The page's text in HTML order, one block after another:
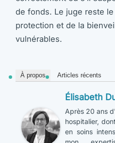
de fonds. Le juge reste
protection et de la
vulnérables.
À propos Articles récents
Élisabeth
Après 20 ans
hospitalier,
en soins